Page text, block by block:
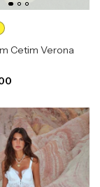
Cetim Verona